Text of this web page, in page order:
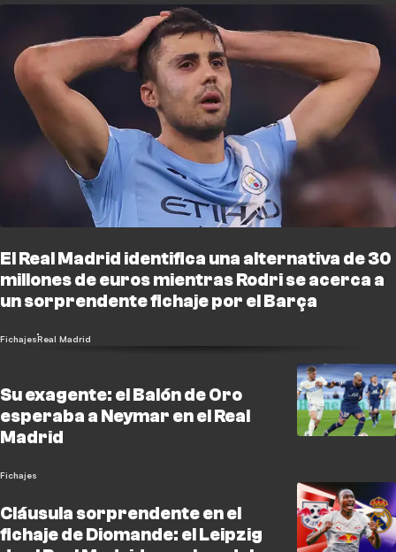
El Real Madrid identifica una alternativa de 30
millones de euros mientras Rodri se acerca a
un sorprendente fichaje por el Barça
FichajesReal Madrid
Su exagente: el Balón de Oro
esperaba a Neymar en el Real
Madrid
Fichajes
Cláusula sorprendente en el
fichaje de Diomande: el Leipzig